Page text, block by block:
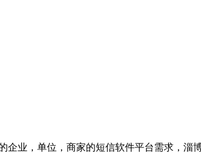
业，单位，商家的短信软件平台需求，淄